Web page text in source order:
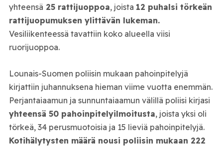
yhteensä 25 rattijuoppoa, joista 12 puhalsi törkeän
rattijuopumuksen ylittävän lukeman.
Vesiliikenteessä tavattiin koko alueella viisi
ruorijuoppoa.
Lounais-Suomen poliisin mukaan pahoinpitelyjä
kirjattiin juhannuksena hieman viime vuotta enemmän.
Perjantaiaamun ja sunnuntaiaamun välillä poliisi kirjasi
yhteensä 50 pahoinpitelyilmoitusta, joista yksi oli
törkeä, 34 perusmuotoisia ja 15 lieviä pahoinpitelyjä.
Kotihälytysten määrä nousi poliisin mukaan 222